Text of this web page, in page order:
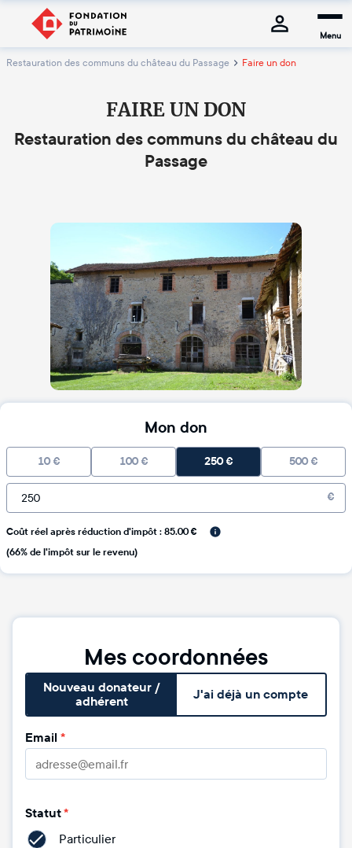
Menu
Restauration des communs du château du Passage Faire un don
FAIRE UN DON
Restauration des communs du château du
Passage
Mon don
10 € 100 € 250€ 500 €
€
Coût réel après réduction d'impôt : 85.00 €
(66% de l'impôt sur le revenu)
Mes coordonnées
Nouveau donateur /
adhérent
J'ai déjà un compte
Email *
Statut*
Particulier